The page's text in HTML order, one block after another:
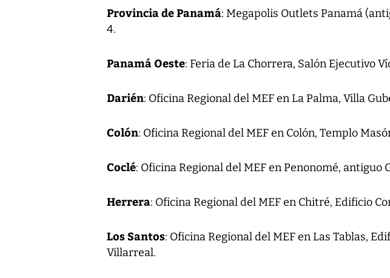
Provincia de Panamá: Megapolis Outlets Panamá
4.
Panamá Oeste: Feria de La Chorrera, Salón Ejecutivo
Darién: Oficina Regional del MEF en La Palma, Villa
Colón: Oficina Regional del MEF en Colón, Templo
Coclé: Oficina Regional del MEF en Penonomé, antiguo
Herrera: Oficina Regional del MEF en Chitré, Edificio
Los Santos: Oficina Regional del MEF en Las Tablas,
Villarreal.